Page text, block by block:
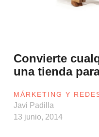
Convierte
una tienda
MÁRKETING Y
Javi Padilla
13 junio, 2014